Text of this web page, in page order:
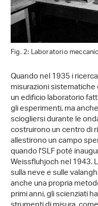
Fig. 2: Laboratorio
Quando nel 1935 i
misurazioni
un edificio laboratorio
gli esperimenti, ma
sciogliersi durante le
costruirono un centro di
allestirono un campo
quando l'SLF poté
Weissfluhjoch nel 1943.
sulla neve e sulle
anche una propria
primi anni, gli scienziati